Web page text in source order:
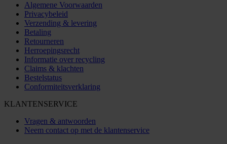
Algemene Voorwaarden
Privacybeleid
Verzending & levering
Betaling
Retourneren
Herroepingsrecht
Informatie over recycling
Claims & klachten
Bestelstatus
Conformiteitsverklaring
KLANTENSERVICE
Vragen & antwoorden
Neem contact op met de klantenservice